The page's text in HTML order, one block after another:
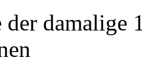
der damalige